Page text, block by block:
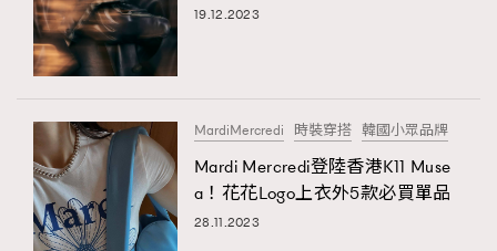
(nmg.com.hk/privacy) 閱讀本公司的私隱政策聲明。
本人願意接收新傳媒集團的最新消息及其他宣傳資訊，本人同意
新傳媒集團使用本人的個人資料於任何推廣用途。
19.12.2023
MardiMercredi 時裝穿搭 韓國小眾品牌
Mardi Mercredi登陸香港K11 Muse
a！花花Logo上衣外5款必買單品
28.11.2023